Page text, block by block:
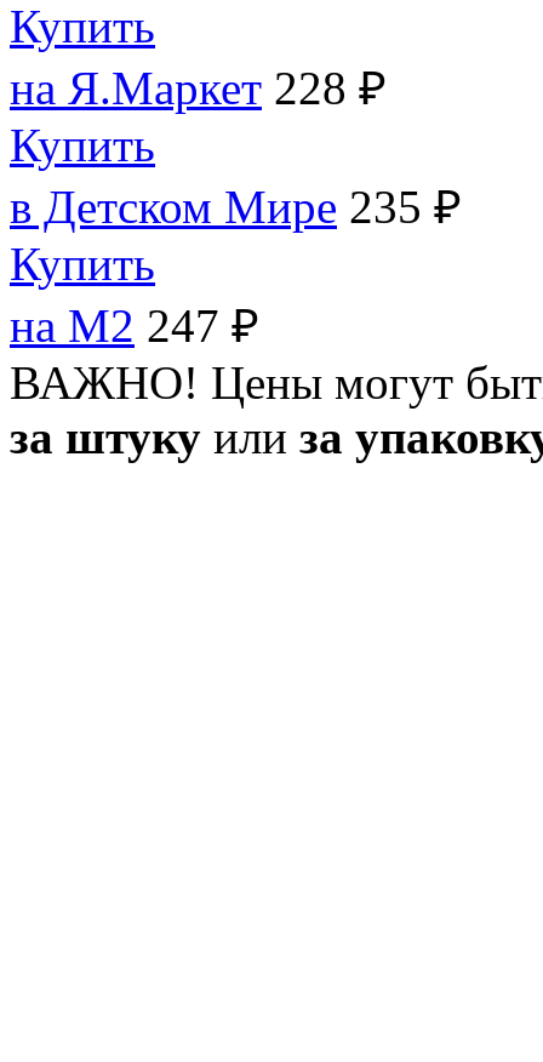
Купить
на Я.Маркет 228 ₽
Купить
в Детском Мире 235 ₽
Купить
на M2 247 ₽
ВАЖНО! Цены могут
за штуку или за